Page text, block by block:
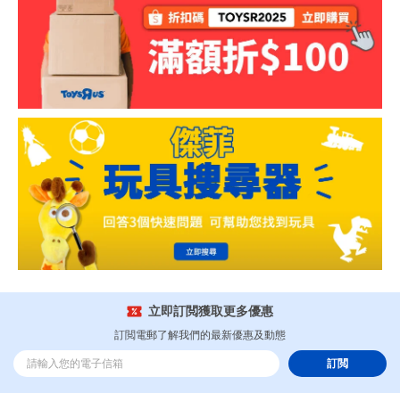
立即訂閲獲取更多優惠
訂閲電郵了解我們的最新優惠及動態
訂閲